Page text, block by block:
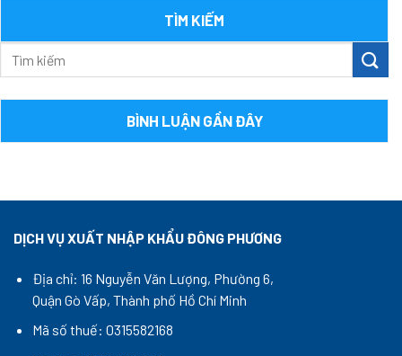
TÌM KIẾM
BÌNH LUẬN GẦN ĐÂY
DỊCH VỤ XUẤT NHẬP KHẨU ĐÔNG PHƯƠNG
Địa chỉ: 16 Nguyễn Văn Lượng, Phường 6,
Quận Gò Vấp, Thành phố Hồ Chí Minh
Mã số thuế: 0315582168